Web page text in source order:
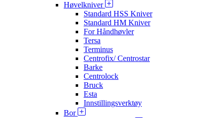
Høvelkniver
Standard HSS Kniver
Standard HM Kniver
For Håndhøvler
Tersa
Terminus
Centrofix/ Centrostar
Barke
Centrolock
Bruck
Esta
Innstillingsverktøy
Bor